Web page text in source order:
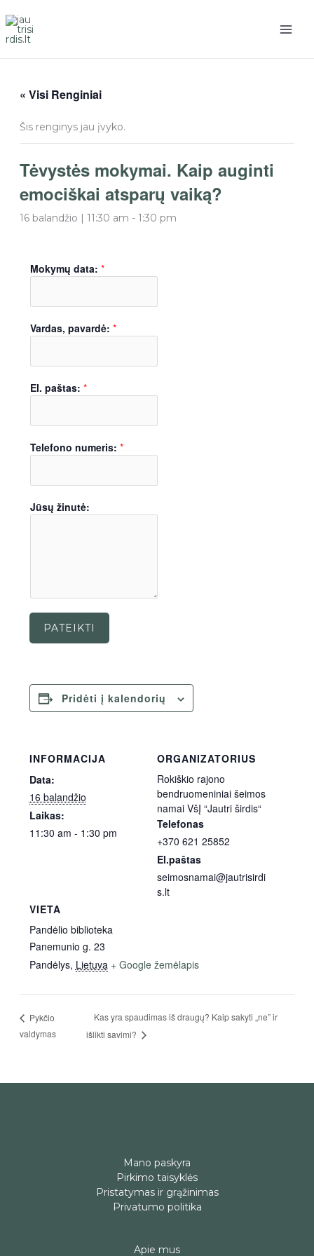
prie
turinio
« Visi Renginiai
Šis renginys jau įvyko.
Tėvystės mokymai. Kaip auginti
emociškai atsparų vaiką?
16 balandžio | 11:30 am - 1:30 pm
Mokymų data: *
Vardas, pavardė: *
El. paštas: *
Telefono numeris: *
Jūsų žinutė:
PATEIKTI
Pridėti į kalendorių
INFORMACIJA
Data:
16 balandžio
Laikas:
11:30 am - 1:30 pm
VIETA
Pandėlio biblioteka
Panemunio g. 23
Pandėlys, Lietuva + Google žemėlapis
ORGANIZATORIUS
Rokiškio rajono
bendruomeniniai šeimos
namai VšĮ “Jautri širdis“
Telefonas
+370 621 25852
El.paštas
seimosnamai@jautrisirdi
s.lt
Pykčio
valdymas
Kas yra spaudimas iš draugų? Kaip sakyti „ne” ir
išlikti savimi?
Mano paskyra
Pirkimo taisyklės
Pristatymas ir grąžinimas
Privatumo politika
Apie mus